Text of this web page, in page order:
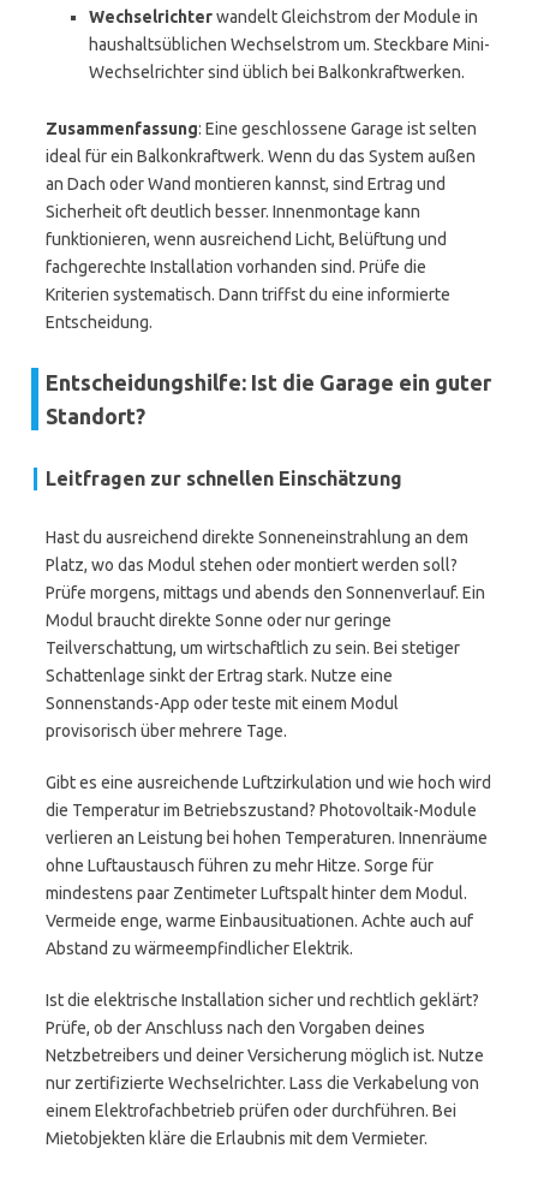
Wechselrichterwandelt Gleichstrom der Module in
haushaltsüblichen Wechselstrom um. Steckbare Mini-
Wechselrichter sind üblich bei Balkonkraftwerken.
Zusammenfassung: Eine geschlossene Garage ist selten
ideal für ein Balkonkraftwerk. Wenn du das System außen
an Dach oder Wand montieren kannst, sind Ertrag und
Sicherheit oft deutlich besser. Innenmontage kann
funktionieren, wenn ausreichend Licht, Belüftung und
fachgerechte Installation vorhanden sind. Prüfe die
Kriterien systematisch. Dann triffst du eine informierte
Entscheidung.
Entscheidungshilfe: Ist die Garage ein guter
Standort?
Leitfragen zur schnellen Einschätzung
Hast du ausreichend direkte Sonneneinstrahlung an dem
Platz, wo das Modul stehen oder montiert werden soll?
Prüfe morgens, mittags und abends den Sonnenverlauf. Ein
Modul braucht direkte Sonne oder nur geringe
Teilverschattung, um wirtschaftlich zu sein. Bei stetiger
Schattenlage sinkt der Ertrag stark. Nutze eine
Sonnenstands-App oder teste mit einem Modul
provisorisch über mehrere Tage.
Gibt es eine ausreichende Luftzirkulation und wie hoch wird
die Temperatur im Betriebszustand? Photovoltaik-Module
verlieren an Leistung bei hohen Temperaturen. Innenräume
ohne Luftaustausch führen zu mehr Hitze. Sorge für
mindestens paar Zentimeter Luftspalt hinter dem Modul.
Vermeide enge, warme Einbausituationen. Achte auch auf
Abstand zu wärmeempfindlicher Elektrik.
Ist die elektrische Installation sicher und rechtlich geklärt?
Prüfe, ob der Anschluss nach den Vorgaben deines
Netzbetreibers und deiner Versicherung möglich ist. Nutze
nur zertifizierte Wechselrichter. Lass die Verkabelung von
einem Elektrofachbetrieb prüfen oder durchführen. Bei
Mietobjekten kläre die Erlaubnis mit dem Vermieter.